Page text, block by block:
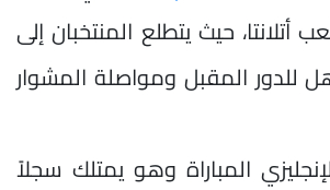
أتلانتا، حيث يتطلع المنتخبان إلى
للدور المقبل ومواصلة المشوار
المباراة وهو يمتلك سجلاً